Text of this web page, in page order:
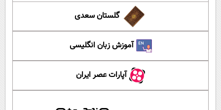
گلستان سعدی
آموزش زبان انگلیسی
آپارات عصر ایران